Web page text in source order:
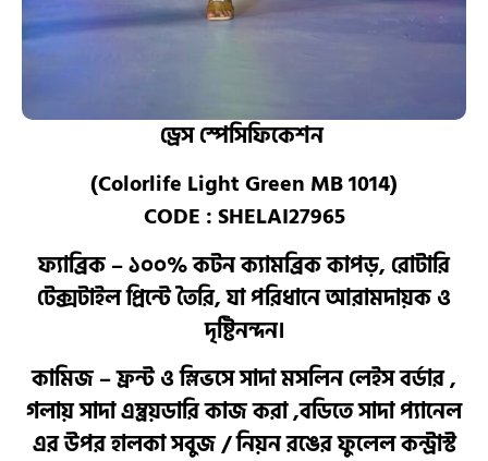
ড্রেস স্পেসিফিকেশন
(Colorlife Light Green MB 1014)
CODE : SHELAI27965
ফ্যাব্রিক – ১০০% কটন ক্যামব্রিক কাপড়, রোটারি
টেক্সটাইল প্রিন্টে তৈরি, যা পরিধানে আরামদায়ক ও
দৃষ্টিনন্দন।
কামিজ – ফ্রন্ট ও স্লিভসে সাদা মসলিন লেইস বর্ডার ,
গলায় সাদা এম্ব্রয়ডারি কাজ করা ,বডিতে সাদা প্যানেল
এর উপর হালকা সবুজ / নিয়ন রঙের ফুলেল কন্ট্রাস্ট